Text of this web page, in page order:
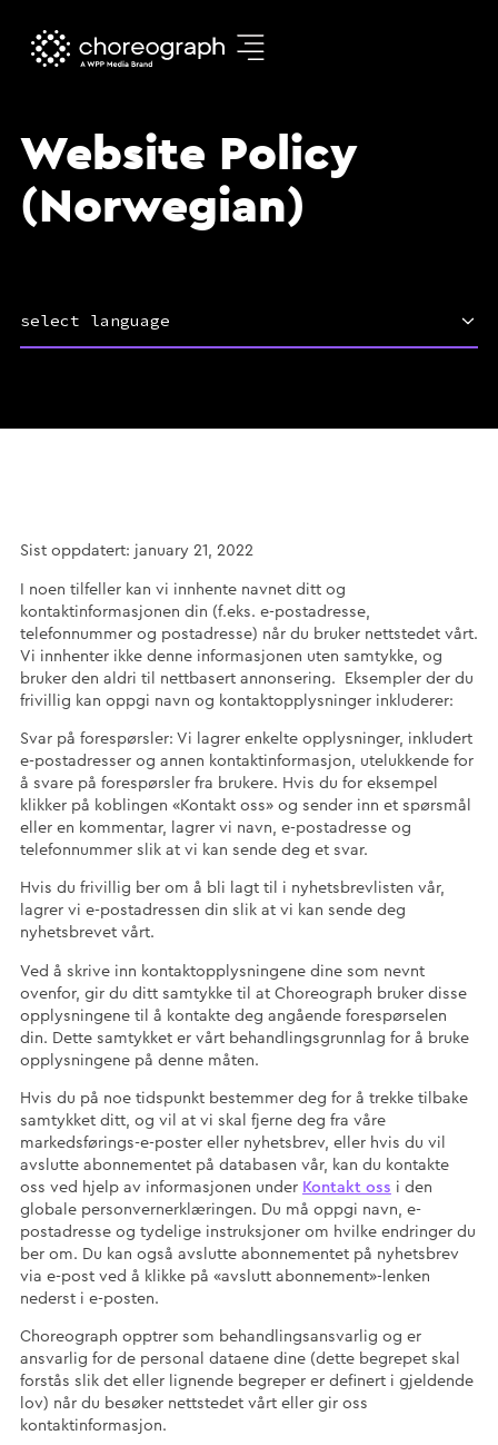
Website Policy
(Norwegian)
select language
Sist oppdatert: january 21, 2022
I noen tilfeller kan vi innhente navnet ditt og
kontaktinformasjonen din (f.eks. e-postadresse,
telefonnummer og postadresse) når du bruker nettstedet vårt.
Vi innhenter ikke denne informasjonen uten samtykke, og
bruker den aldri til nettbasert annonsering. Eksempler der du
frivillig kan oppgi navn og kontaktopplysninger inkluderer:
Svar på forespørsler: Vi lagrer enkelte opplysninger, inkludert
e-postadresser og annen kontaktinformasjon, utelukkende for
å svare på forespørsler fra brukere. Hvis du for eksempel
klikker på koblingen «Kontakt oss» og sender inn et spørsmål
eller en kommentar, lagrer vi navn, e-postadresse og
telefonnummer slik at vi kan sende deg et svar.
Hvis du frivillig ber om å bli lagt til i nyhetsbrevlisten vår,
lagrer vi e-postadressen din slik at vi kan sende deg
nyhetsbrevet vårt.
Ved å skrive inn kontaktopplysningene dine som nevnt
ovenfor, gir du ditt samtykke til at Choreograph bruker disse
opplysningene til å kontakte deg angående forespørselen
din. Dette samtykket er vårt behandlingsgrunnlag for å bruke
opplysningene på denne måten.
Hvis du på noe tidspunkt bestemmer deg for å trekke tilbake
samtykket ditt, og vil at vi skal fjerne deg fra våre
markedsførings-e-poster eller nyhetsbrev, eller hvis du vil
avslutte abonnementet på databasen vår, kan du kontakte
oss ved hjelp av informasjonen under Kontakt oss i den
globale personvernerklæringen. Du må oppgi navn, e-
postadresse og tydelige instruksjoner om hvilke endringer du
ber om. Du kan også avslutte abonnementet på nyhetsbrev
via e-post ved å klikke på «avslutt abonnement»-lenken
nederst i e-posten.
Choreograph opptrer som behandlingsansvarlig og er
ansvarlig for de personal dataene dine (dette begrepet skal
forstås slik det eller lignende begreper er definert i gjeldende
lov) når du besøker nettstedet vårt eller gir oss
kontaktinformasjon.